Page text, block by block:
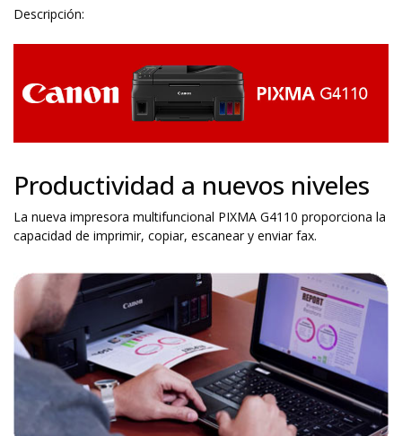
Descripción:
Productividad a nuevos niveles
La nueva impresora multifuncional PIXMA G4110 proporciona la
capacidad de imprimir, copiar, escanear y enviar fax.